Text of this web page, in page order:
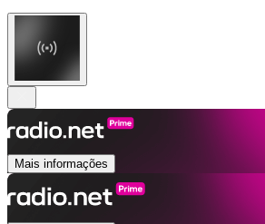
Mais informações